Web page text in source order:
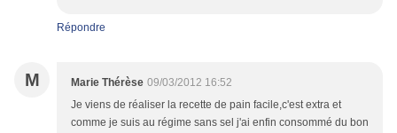
Répondre
M Marie Thérèse 09/03/2012 16:52
Je viens de réaliser la recette de pain facile,c'est extra et
comme je suis au régime sans sel j'ai enfin consommé du bon